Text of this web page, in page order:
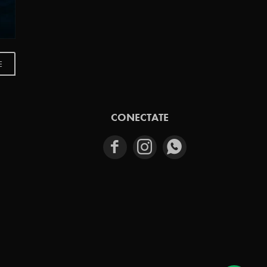
CONECTATE
  